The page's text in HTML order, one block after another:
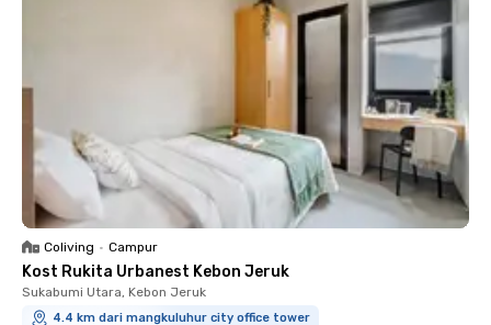
Coliving • Campur
Kost Rukita Urbanest Kebon Jeruk
Sukabumi Utara, Kebon Jeruk
4.4 km dari mangkuluhur city office tower